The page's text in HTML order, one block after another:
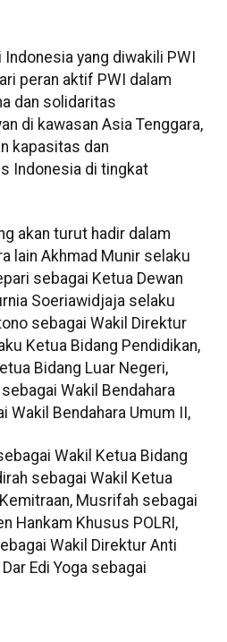
yang diwakili PWI
peran aktif PWI dalam
dan solidaritas
di kawasan Asia Tenggara,
kapasitas dan
Indonesia di tingkat
akan turut hadir dalam
lain Akhmad Munir selaku
sebagai Ketua Dewan
Soeriawidjaja selaku
sebagai Wakil Direktur
Ketua Bidang Pendidikan,
Bidang Luar Negeri,
Wakil Bendahara
Wakil Bendahara Umum II,
Wakil Ketua Bidang
sebagai Wakil Ketua
Musrifah sebagai
Hankam Khusus POLRI,
Wakil Direktur Anti
Edi Yoga sebagai